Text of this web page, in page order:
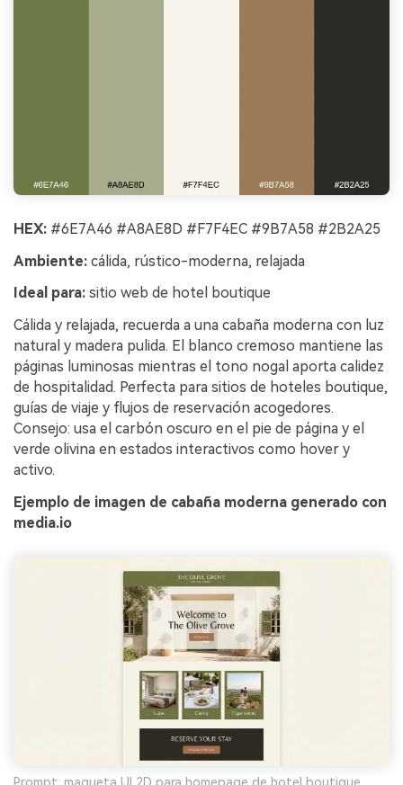
HEX: #6E7A46 #A8AE8D #F7F4EC #9B7A58 #2B2A25
Ambiente: cálida, rústico-moderna, relajada
Ideal para: sitio web de hotel boutique
Cálida y relajada, recuerda a una cabaña moderna con luz
natural y madera pulida. El blanco cremoso mantiene las
páginas luminosas mientras el tono nogal aporta calidez
de hospitalidad. Perfecta para sitios de hoteles boutique,
guías de viaje y flujos de reservación acogedores.
Consejo: usa el carbón oscuro en el pie de página y el
verde olivina en estados interactivos como hover y
activo.
Ejemplo de imagen de cabaña moderna generado con
media.io
Prompt: maqueta UI 2D para homepage de hotel boutique,